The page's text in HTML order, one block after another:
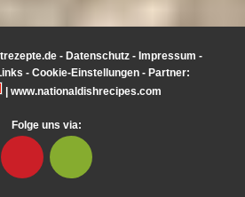
- Datenschutz - Impressum -
- Cookie-Einstellungen- Partner:
www.nationaldishrecipes.com
Folge uns via: